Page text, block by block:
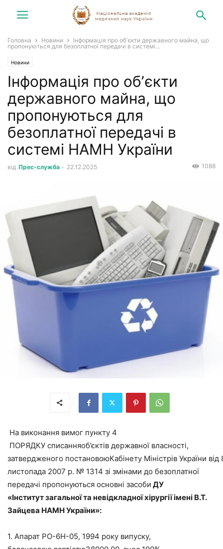
Головна Новини
Інформація про обʼєкти державного майна, що
пропонуються для безоплатної передачі в системі...
Новини
Інформація про обʼєкти
державного майна, що
пропонуються для
безоплатної передачі в
системі НАМН України
від Прес-служба - 22.12.2025 1088
На виконання вимог пункту 4
ПОРЯДКУ списанняоб’єктів державної власності,
затвердженого постановоюКабінету Міністрів України від
листопада 2007 р. № 1314 зі змінами до безоплатної
передачі пропонуються основні засоби ДУ
«Інститутзагальної та невідкладної хірургії імені В.Т.
Зайцева НАМН України»:
1. Апарат РО-6Н-05, 1994 року випуску,